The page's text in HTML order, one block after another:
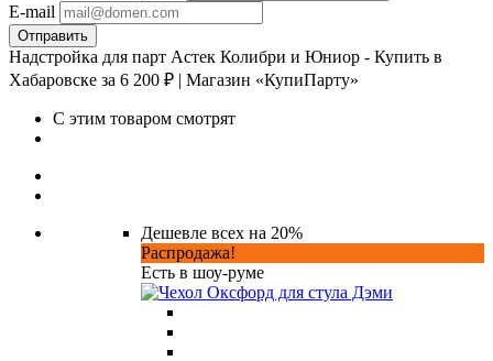
E-mail
Надстройка для парт Астек Колибри и Юниор - Купить в
Хабаровске за 6 200 ₽ | Магазин «КупиПарту»
С этим товаром смотрят
Дешевле всех на 20%
Распродажа!
Есть в шоу-руме